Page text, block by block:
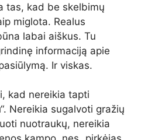
tas, kad be skelbimų
miglota. Realus
labai aiškus. Tu
informaciją apie
Ir viskas.
kad nereikia tapti
Nereikia sugalvoti gražių
nuotraukų, nereikia